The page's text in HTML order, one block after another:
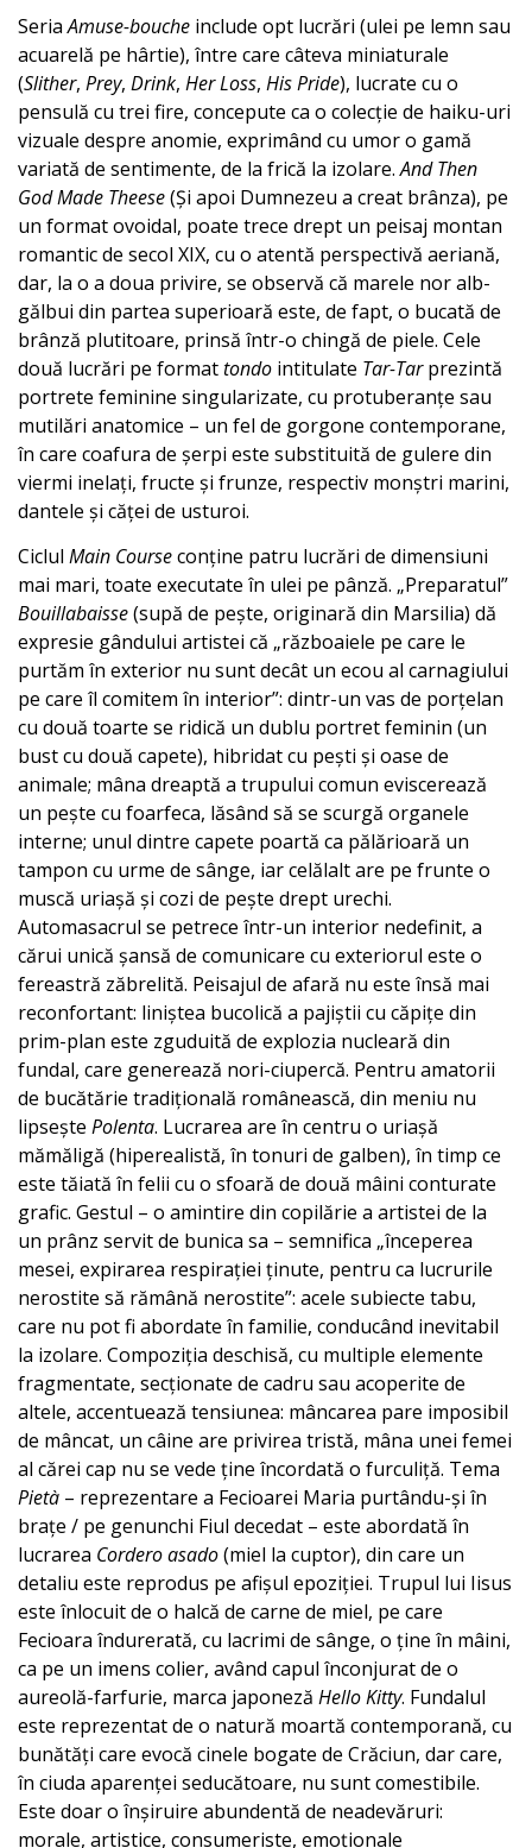
SeriaAmuse-bouche include opt lucrări (ulei pe lemn sau
acuarelă pe hârtie), între care câteva miniaturale
(Slither, Prey, Drink, Her Loss, His Pride), lucrate cu o
pensulă cu trei fire, concepute ca o colecție de haiku-uri
vizuale despre anomie, exprimând cu umor o gamă
variată de sentimente, de la frică la izolare.And Then
God Made Theese(Și apoi Dumnezeu a creat brânza), pe
un format ovoidal, poate trece drept un peisaj montan
romantic de secol XIX, cu o atentă perspectivă aeriană,
dar, la o a doua privire, se observă că marele nor alb-
gălbui din partea superioară este, de fapt, o bucată de
brânză plutitoare, prinsă într-o chingă de piele. Cele
două lucrări pe formattondo intitulate Tar-Tarprezintă
portrete feminine singularizate, cu protuberanțe sau
mutilări anatomice – un fel de gorgone contemporane,
în care coafura de șerpi este substituită de gulere din
viermi inelați, fructe și frunze, respectiv monștri marini,
dantele și căței de usturoi.
Ciclul Main Courseconține patru lucrări de dimensiuni
mai mari, toate executate în ulei pe pânză. „Preparatul”
Bouillabaisse(supă de peşte, originară din Marsilia) dă
expresie gândului artistei că „războaiele pe care le
purtăm în exterior nu sunt decât un ecou al carnagiului
pe care îl comitem în interior”: dintr-un vas de porțelan
cu două toarte se ridică un dublu portret feminin (un
bust cu două capete), hibridat cu pești și oase de
animale; mâna dreaptă a trupului comun eviscerează
un pește cu foarfeca, lăsând să se scurgă organele
interne; unul dintre capete poartă ca pălărioară un
tampon cu urme de sânge, iar celălalt are pe frunte o
muscă uriașă și cozi de pește drept urechi.
Automasacrul se petrece într-un interior nedefinit, a
cărui unică șansă de comunicare cu exteriorul este o
fereastră zăbrelită. Peisajul de afară nu este însă mai
reconfortant: liniștea bucolică a pajiștii cu căpițe din
prim-plan este zguduită de explozia nucleară din
fundal, care generează nori-ciupercă. Pentru amatorii
de bucătărie tradițională românească, din meniu nu
lipsește Polenta. Lucrarea are în centru o uriașă
mămăligă (hiperealistă, în tonuri de galben), în timp ce
este tăiată în felii cu o sfoară de două mâini conturate
grafic. Gestul – o amintire din copilărie a artistei de la
un prânz servit de bunica sa – semnifica „începerea
mesei, expirarea respirației ținute, pentru ca lucrurile
nerostite să rămână nerostite”: acele subiecte tabu,
care nu pot fi abordate în familie, conducând inevitabil
la izolare. Compoziția deschisă, cu multiple elemente
fragmentate, secționate de cadru sau acoperite de
altele, accentuează tensiunea: mâncarea pare imposibil
de mâncat, un câine are privirea tristă, mâna unei femei
al cărei cap nu se vede ține încordată o furculiță. Tema
Pietà – reprezentare a Fecioarei Maria purtându-și în
brațe / pe genunchi Fiul decedat – este abordată în
lucrarea Cordero asado(miel la cuptor), din care un
detaliu este reprodus pe afișul epoziției. Trupul lui Iisus
este înlocuit de o halcă de carne de miel, pe care
Fecioara îndurerată, cu lacrimi de sânge, o ține în mâini,
ca pe un imens colier, având capul înconjurat de o
aureolă-farfurie, marca japoneză Hello Kitty. Fundalul
este reprezentat de o natură moartă contemporană, cu
bunătăți care evocă cinele bogate de Crăciun, dar care,
în ciuda aparenței seducătoare, nu sunt comestibile.
Este doar o înșiruire abundentă de neadevăruri:
morale, artistice, consumeriste, emoționale